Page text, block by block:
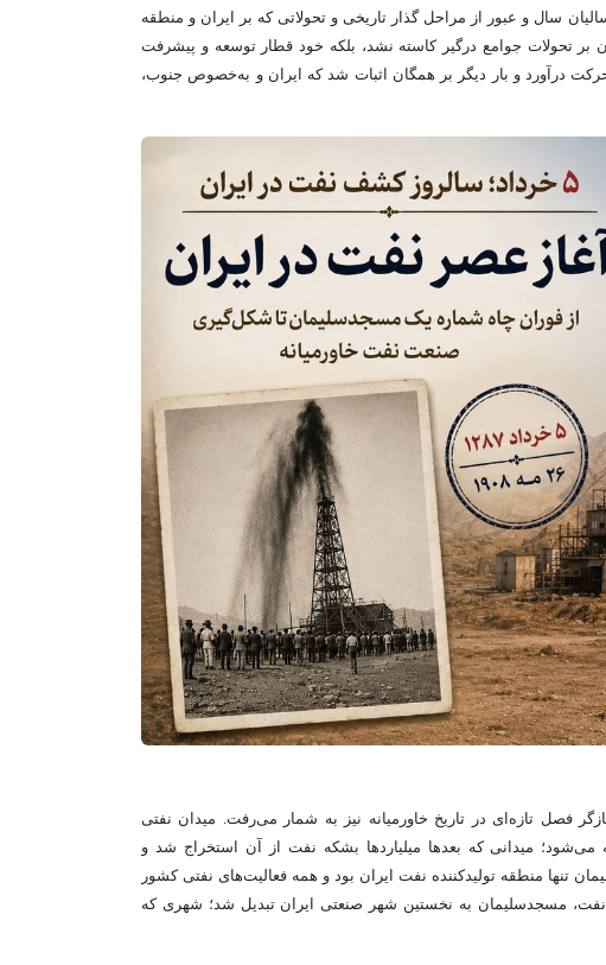
سال و عبور از مراحل گذار تاریخی و تحولاتی که بر ایران و منطقه
بر تحولات جوامع درگیر کاسته نشد، بلکه خود قطار توسعه و پیشرفت
درآورد و بار دیگر بر همگان اثبات شد که ایران و به‌خصوص جنوب،
فصل تازه‌ای در تاریخ خاورمیانه نیز به شمار می‌رفت. میدان نفتی
می‌شود؛ میدانی که بعدها میلیاردها بشکه نفت از آن استخراج شد و
تنها منطقه تولیدکننده نفت ایران بود و همه فعالیت‌های نفتی کشور
نفت، مسجدسلیمان به نخستین شهر صنعتی ایران تبدیل شد؛ شهری که